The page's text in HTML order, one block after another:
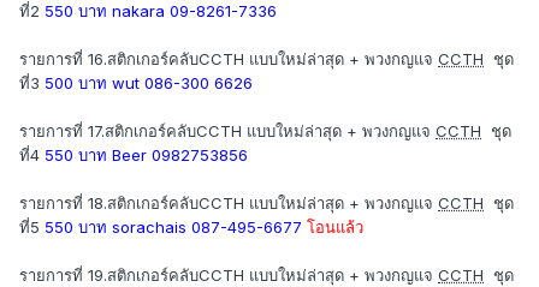
ที่2 550 บาท nakara 09-8261-7336
รายการที่ 16.สติกเกอร์คลับCCTH แบบใหม่ล่าสุด + พวงกญแจ CCTH ชุด
ที่3 500 บาท wut 086-300 6626
รายการที่ 17.สติกเกอร์คลับCCTH แบบใหม่ล่าสุด + พวงกญแจ CCTH ชุด
ที่4 550 บาท Beer 0982753856
รายการที่ 18.สติกเกอร์คลับCCTH แบบใหม่ล่าสุด + พวงกญแจ CCTH ชุด
ที่5 550 บาท sorachais 087-495-6677 โอนแล้ว
รายการที่ 19.สติกเกอร์คลับCCTH แบบใหม่ล่าสุด + พวงกญแจ CCTH ชุด